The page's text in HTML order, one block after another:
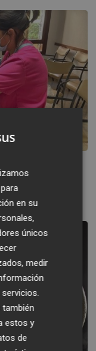
la
a virus
en su
únicos
medir
también
estos y
de